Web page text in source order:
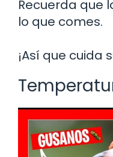
Recuerda que
lo que comes.
¡Así que cuida